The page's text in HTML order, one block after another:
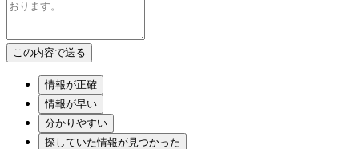
情報が正確
情報が早い
分かりやすい
探していた情報が見つかった